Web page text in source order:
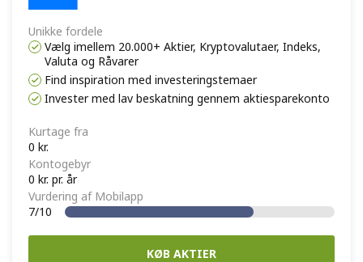
Unikke fordele
Vælg imellem 20.000+ Aktier, Kryptovalutaer, Indeks,
Valuta og Råvarer
Find inspiration med investeringstemaer
Invester med lav beskatning gennem aktiesparekonto
Kurtage fra
0 kr.
Kontogebyr
0 kr. pr. år
Vurdering af Mobilapp
7/10
KØB AKTIER